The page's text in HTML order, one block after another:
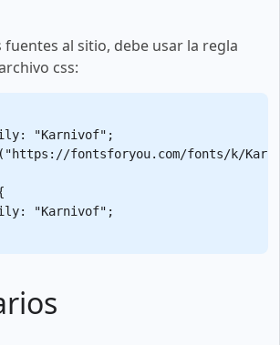
fuentes al sitio, debe usar la regla
css:
"Karnivof";
fontsforyou.com/fonts/k/
"Karnivof";